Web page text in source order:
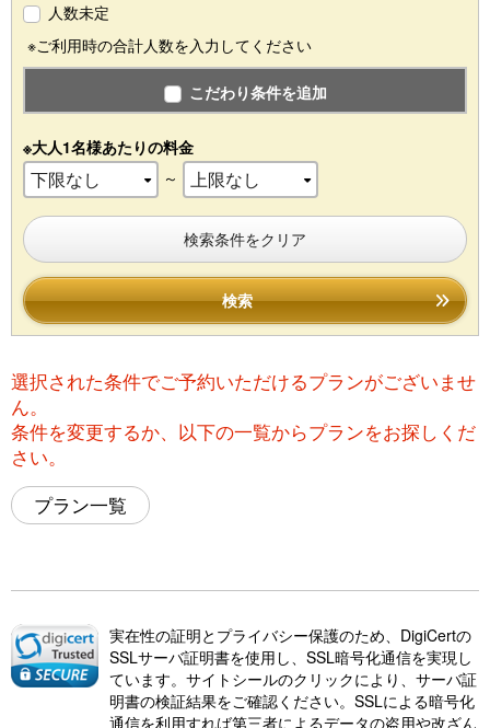
人数未定
※ご利用時の合計人数を入力してください
こだわり条件を追加
※大人1名様あたりの料金
～
検索条件をクリア
検索
選択された条件でご予約いただけるプランがございませ
ん。
条件を変更するか、以下の一覧からプランをお探しくだ
さい。
プラン一覧
実在性の証明とプライバシー保護のため、DigiCertの
SSLサーバ証明書を使用し、SSL暗号化通信を実現し
ています。サイトシールのクリックにより、サーバ証
明書の検証結果をご確認ください。SSLによる暗号化
通信を利用すれば第三者によるデータの盗用や改ざん